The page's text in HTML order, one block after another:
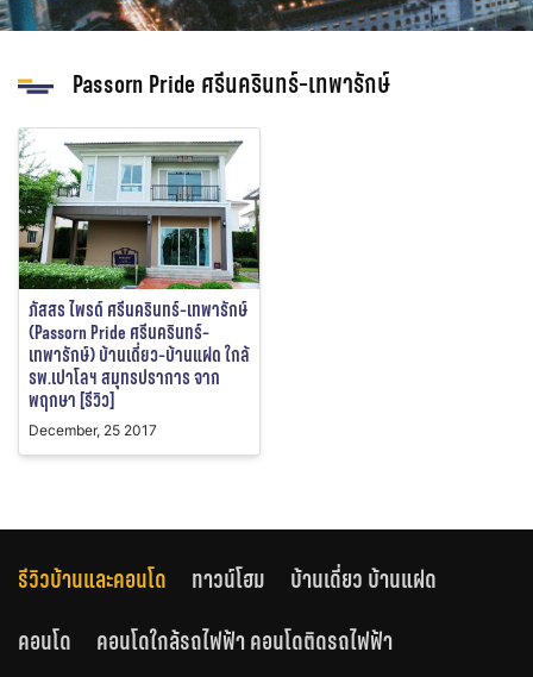
Passorn Pride ศรีนครินทร์-เทพารักษ์
ภัสสร ไพรด์ ศรีนครินทร์-เทพารักษ์
(Passorn Pride ศรีนครินทร์-
เทพารักษ์) บ้านเดี่ยว-บ้านแฝด ใกล้
รพ.เปาโลฯ สมุทรปราการ จาก
พฤกษา [รีวิว]
December, 25 2017
รีวิวบ้านและคอนโด ทาวน์โฮม
บ้านเดี่ยว บ้านแฝด
คอนโด
คอนโดใกล้รถไฟฟ้า คอนโดติดรถไฟฟ้า